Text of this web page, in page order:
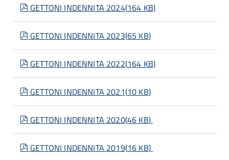
pdf
GETTONI INDENNITA 2024(164 KB)
pdf
GETTONI INDENNITA 2023(65 KB)
pdf
GETTONI INDENNITA 2022(164 KB)
pdf
GETTONI INDENNITA 2021(10 KB)
pdf
GETTONI INDENNITA 2020(46 KB)
pdf
GETTONI INDENNITA 2019(16 KB)